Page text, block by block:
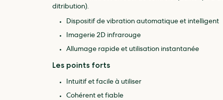
ditribution).
Dispositif de vibration automatique et intelligent
Imagerie 2D infrarouge
Allumage rapide et utilisation instantanée
Plusieurs modes d'affichage des données
Les points forts
Intuitif et facile à utiliser
Cohérent et fiable